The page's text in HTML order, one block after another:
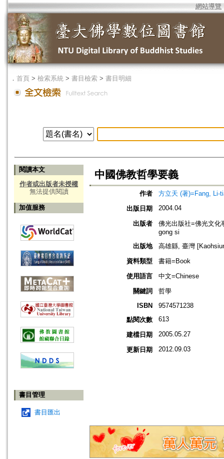
網站導覽
． 首頁 > 檢索系統 > 書目檢索 > 書目明細
閱讀本文
作者或出版者未授權
無法提供閱讀
加值服務
書目管理
書目匯出
中國佛教哲學要義
作者
方立天 (著)=Fang, Li-
出版日期
2004.04
出版者
佛光出版社=佛光文化
gong si
出版地
高雄縣, 臺灣
資料類型
書籍=Book
使用語言
中文=Chinese
關鍵詞
哲學
ISBN
9574571238
點閱次數
613
建檔日期 2005.05.27
更新日期 2012.09.03